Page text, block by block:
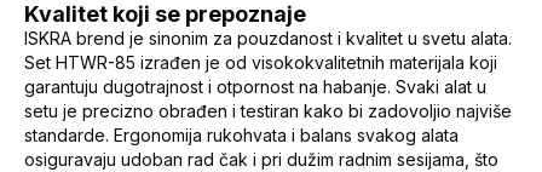
Kvalitet koji se prepoznaje
ISKRA brend je sinonim za pouzdanost i kvalitet u svetu alata.
Set HTWR-85 izrađen je od visokokvalitetnih materijala koji
garantuju dugotrajnost i otpornost na habanje. Svaki alat u
setu je precizno obrađen i testiran kako bi zadovoljio najviše
standarde. Ergonomija rukohvata i balans svakog alata
osiguravaju udoban rad čak i pri dužim radnim sesijama, što